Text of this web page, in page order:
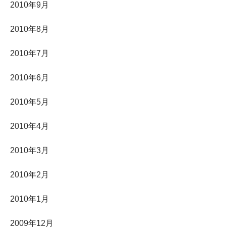
2010年9月
2010年8月
2010年7月
2010年6月
2010年5月
2010年4月
2010年3月
2010年2月
2010年1月
2009年12月